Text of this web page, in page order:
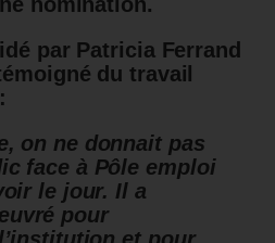
par Patricia Ferrand
du travail
on ne donnait pas
face à Pôle emploi
le jour. Il a
pour